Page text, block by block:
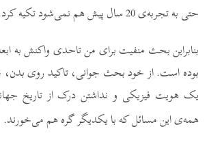
حتی به تجربه‌ی 20 سال پیش هم نمی‌شود تکیه کرد.
بنابراین بحث منفیت برای من تاحدی واکنش به
بوده است. از خود بحث جوانی، تاکید روی
یک هویت فیزیکی و نداشتن درک از تاریخ
همه‌ی این مسائل که با یکدیگر گره هم می‌خورند.